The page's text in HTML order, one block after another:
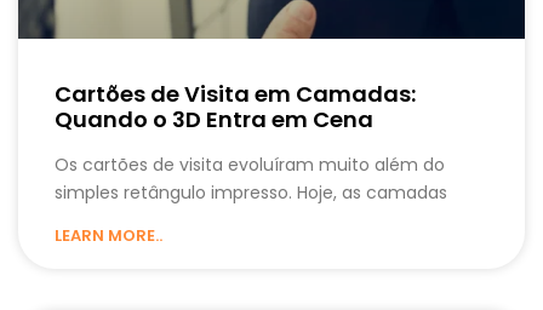
Cartões de Visita em Camadas:
Quando o 3D Entra em Cena
Os cartões de visita evoluíram muito além do
simples retângulo impresso. Hoje, as camadas
LEARN MORE..